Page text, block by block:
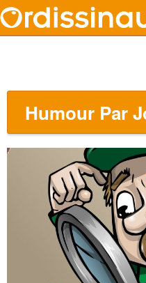
Humour Par